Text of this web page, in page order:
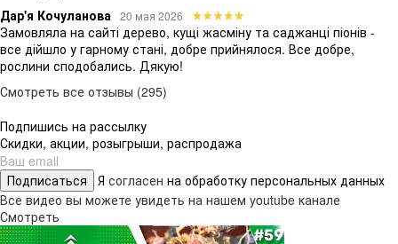
Дар'я Кочуланова 20 мая 2026
Замовляла на сайті дерево, кущі жасміну та саджанці піонів -
все дійшло у гарному стані, добре прийнялося. Все добре,
рослини сподобались. Дякую!
Смотреть все отзывы (295)
Подпишись на рассылку
Скидки, акции, розыгрыши, распродажа
Подписаться Я согласен на обработку персональных данных
Все видео вы можете увидеть на нашем youtube канале
Смотреть